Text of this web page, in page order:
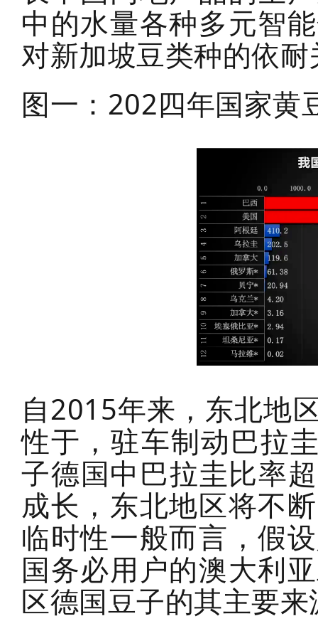
中的水量各种多元智
对新加坡豆类种的依
图一：202四年国家
自2015年来，东北地
性于，驻车制动巴拉
子德国中巴拉圭比率
成长，东北地区将不
临时性一般而言，假
国务必用户的澳大利
区德国豆子的其主要